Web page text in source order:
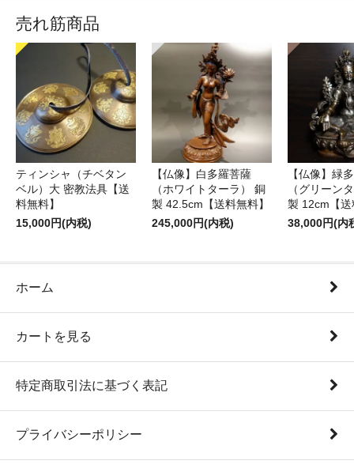
売れ筋商品
ティンシャ（チベタン
ベル）大 密教法具【送
料無料】
15,000円(内税)
【仏像】白多羅菩薩
（ホワイトターラ） 銅
製 42.5cm【送料無料】
245,000円(内税)
【仏像】緑
（グリーン
製 12cm【
38,000円(内
ホーム
カートを見る
特定商取引法に基づく表記
プライバシーポリシー